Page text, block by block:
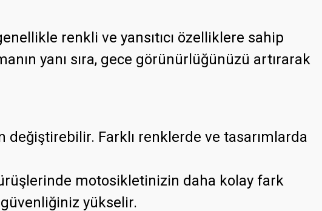
renkli ve yansıtıcı özelliklere sahip
yanı sıra, gece görünürlüğünüzü artırarak
Farklı renklerde ve tasarımlarda
motosikletinizin daha kolay fark
yükselir.